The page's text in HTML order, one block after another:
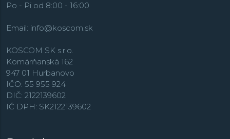
Po - Pi od 8:00 - 16:00
Email: info@koscom.sk
KOSCOM SK s.r.o.
Komárňanská 162
947 01 Hurbanovo
IČO: 55 955 924
DIČ: 2122139602
IČ DPH: SK2122139602